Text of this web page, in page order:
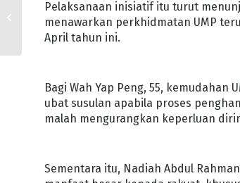
Pelaksanaan inisiatif itu turut
menawarkan perkhidmatan UMP
April tahun ini.
Bagi Wah Yap Peng, 55,
ubat susulan apabila proses
malah mengurangkan keperluan
Sementara itu, Nadiah Abdul
PELUANG RAKYAT MILIKI
RUMAH PERTAMA